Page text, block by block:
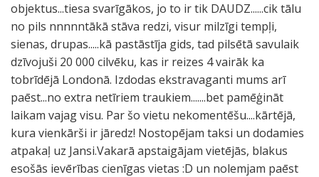
objektus...tiesa svarīgākos, jo to ir tik DAUDZ......cik tālu
no pils nnnnntākā stāva redzi, visur milzīgi tempļi,
sienas, drupas.....kā pastāstīja gids, tad pilsētā savulaik
dzīvojuši 20 000 cilvēku, kas ir reizes 4 vairāk ka
tobrīdējā Londonā. Izdodas ekstravaganti mums arī
paēst...no extra netīriem traukiem.......bet pamēģināt
laikam vajag visu. Par šo vietu nekomentēšu....kārtējā,
kura vienkārši ir jāredz! Nostopējam taksi un dodamies
atpakaļ uz Jansi.Vakarā apstaigājam vietējās, blakus
esošās ievērības cienīgas vietas :D un nolemjam paēst